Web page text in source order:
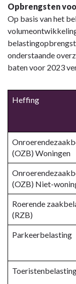
Opbrengsten
Op basis van het
onderstaande
baten voor 2023
Heffing
(OZB) Woningen
(OZB) Niet-
Roerende
(RZB)
Parkeerbelasting